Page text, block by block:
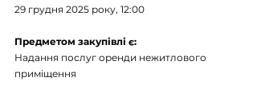
29 грудня 2025 року, 12:00
Предметом закупівлі є:
Надання послуг оренди нежитлового
приміщення